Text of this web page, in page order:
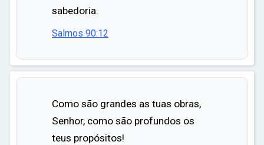
sabedoria.
Salmos 90:12
Como são grandes as tuas obras,
Senhor, como são profundos os
teus propósitos!